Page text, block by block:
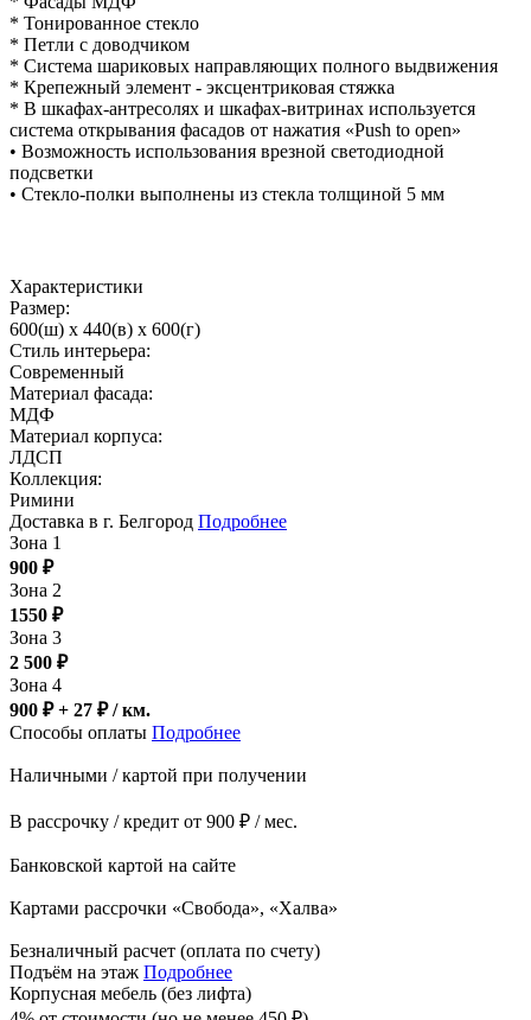
* Тонированное стекло
* Петли с доводчиком
* Система шариковых направляющих полного выдвижения
* Крепежный элемент - эксцентриковая стяжка
* В шкафах-антресолях и шкафах-витринах используется
система открывания фасадов от нажатия «Push to open»
• Возможность использования врезной светодиодной
подсветки
• Стекло-полки выполнены из стекла толщиной 5 мм
Характеристики
Размер:
600(ш) x 440(в) x 600(г)
Стиль интерьера:
Современный
Материал фасада:
МДФ
Материал корпуса:
ЛДСП
Коллекция:
Римини
Доставка в г. Белгород Подробнее
Зона 1
900 ₽
Зона 2
1550 ₽
Зона 3
2 500 ₽
Зона 4
900 ₽ + 27 ₽/ км.
Способы оплаты Подробнее
Наличными / картой при получении
В рассрочку / кредит от 900 ₽ / мес.
Банковской картой на сайте
Картами рассрочки «Свобода», «Халва»
Безналичный расчет (оплата по счету)
Подъём на этаж Подробнее
Корпусная мебель (без лифта)